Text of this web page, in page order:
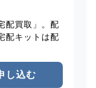
配買取」。配
配キットは配
し込む